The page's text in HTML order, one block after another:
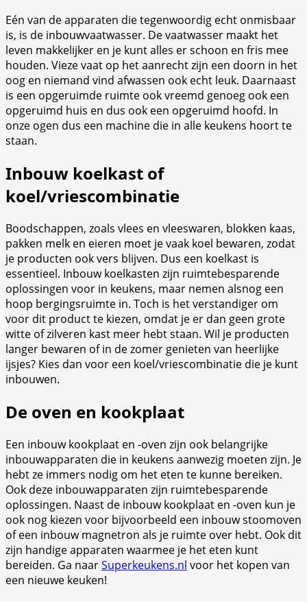
Eén van de apparaten die tegenwoordig echt onmisbaar
is, is de inbouwvaatwasser. De vaatwasser maakt het
leven makkelijker en je kunt alles er schoon en fris mee
houden. Vieze vaat op het aanrecht zijn een doorn in het
oog en niemand vind afwassen ook echt leuk. Daarnaast
is een opgeruimde ruimte ook vreemd genoeg ook een
opgeruimd huis en dus ook een opgeruimd hoofd. In
onze ogen dus een machine die in alle keukens hoort te
staan.
Inbouw koelkast of
koel/vriescombinatie
Boodschappen, zoals vlees en vleeswaren, blokken kaas,
pakken melk en eieren moet je vaak koel bewaren, zodat
je producten ook vers blijven. Dus een koelkast is
essentieel. Inbouw koelkasten zijn ruimtebesparende
oplossingen voor in keukens, maar nemen alsnog een
hoop bergingsruimte in. Toch is het verstandiger om
voor dit product te kiezen, omdat je er dan geen grote
witte of zilveren kast meer hebt staan. Wil je producten
langer bewaren of in de zomer genieten van heerlijke
ijsjes? Kies dan voor een koel/vriescombinatie die je kunt
inbouwen.
De oven en kookplaat
Een inbouw kookplaat en -oven zijn ook belangrijke
inbouwapparaten die in keukens aanwezig moeten zijn. Je
hebt ze immers nodig om het eten te kunne bereiken.
Ook deze inbouwapparaten zijn ruimtebesparende
oplossingen. Naast de inbouw kookplaat en -oven kun je
ook nog kiezen voor bijvoorbeeld een inbouw stoomoven
of een inbouw magnetron als je ruimte over hebt. Ook dit
zijn handige apparaten waarmee je het eten kunt
bereiden. Ga naarSuperkeukens.nl voor het kopen van
een nieuwe keuken!